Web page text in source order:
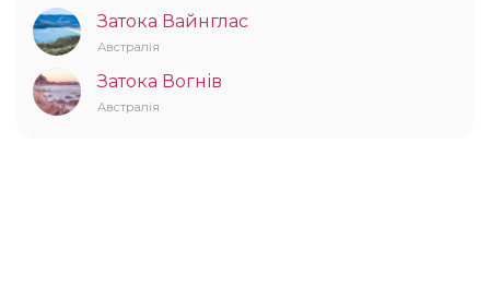
Затока Вайнглас
Австралія
Затока Вогнів
Австралія